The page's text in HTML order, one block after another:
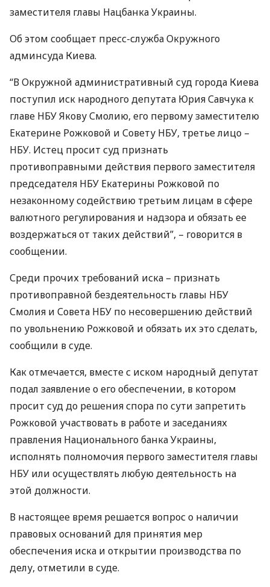
заместителя главы Нацбанка Украины.
Об этом сообщает пресс-служба Окружного
админсуда Киева.
“В Окружной административный суд города Киева
поступил иск народного депутата Юрия Савчука к
главе НБУЯкову Смолию, его первому заместителю
Екатерине Рожковой и Совету НБУ, третье лицо –
НБУ. Истец просит суд признать
противоправными действия первого заместителя
председателя НБУ Екатерины Рожковой по
незаконному содействию третьим лицам в сфере
валютного регулирования и надзора и обязать ее
воздержаться от таких действий”, – говорится в
сообщении.
Среди прочих требований иска – признать
противоправной бездеятельность главы НБУ
Смолия и Совета НБУ по несовершению действий
по увольнению Рожковой и обязать их это сделать,
сообщили в суде.
Как отмечается, вместе с иском народный депутат
подал заявление о его обеспечении, в котором
просит суд до решения спора по сути запретить
Рожковой участвовать в работе и заседаниях
правления Национального банка Украины,
исполнять полномочия первого заместителя главы
НБУ или осуществлять любую деятельность на
этой должности.
В настоящее время решается вопрос о наличии
правовых оснований для принятия мер
обеспечения иска и открытии производства по
делу, отметили в суде.